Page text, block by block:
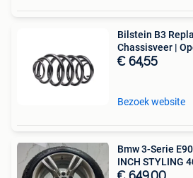
Bilstein B3
Chassisveer |
€ 64,55
Bezoek website
Bmw 3-Serie
INCH STYLING